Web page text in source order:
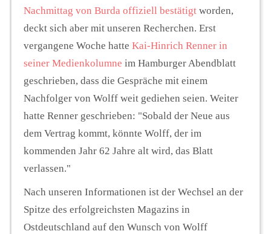
Nachmittag von Burda offiziell bestätigt worden,
deckt sich aber mit unseren Recherchen. Erst
vergangene Woche hatte Kai-Hinrich Renner in
seiner Medienkolumne im Hamburger Abendblatt
geschrieben, dass die Gespräche mit einem
Nachfolger von Wolff weit gediehen seien. Weiter
hatte Renner geschrieben: "Sobald der Neue aus
dem Vertrag kommt, könnte Wolff, der im
kommenden Jahr 62 Jahre alt wird, das Blatt
verlassen."
Nach unseren Informationen ist der Wechsel an der
Spitze des erfolgreichsten Magazins in
Ostdeutschland auf den Wunsch von Wolff